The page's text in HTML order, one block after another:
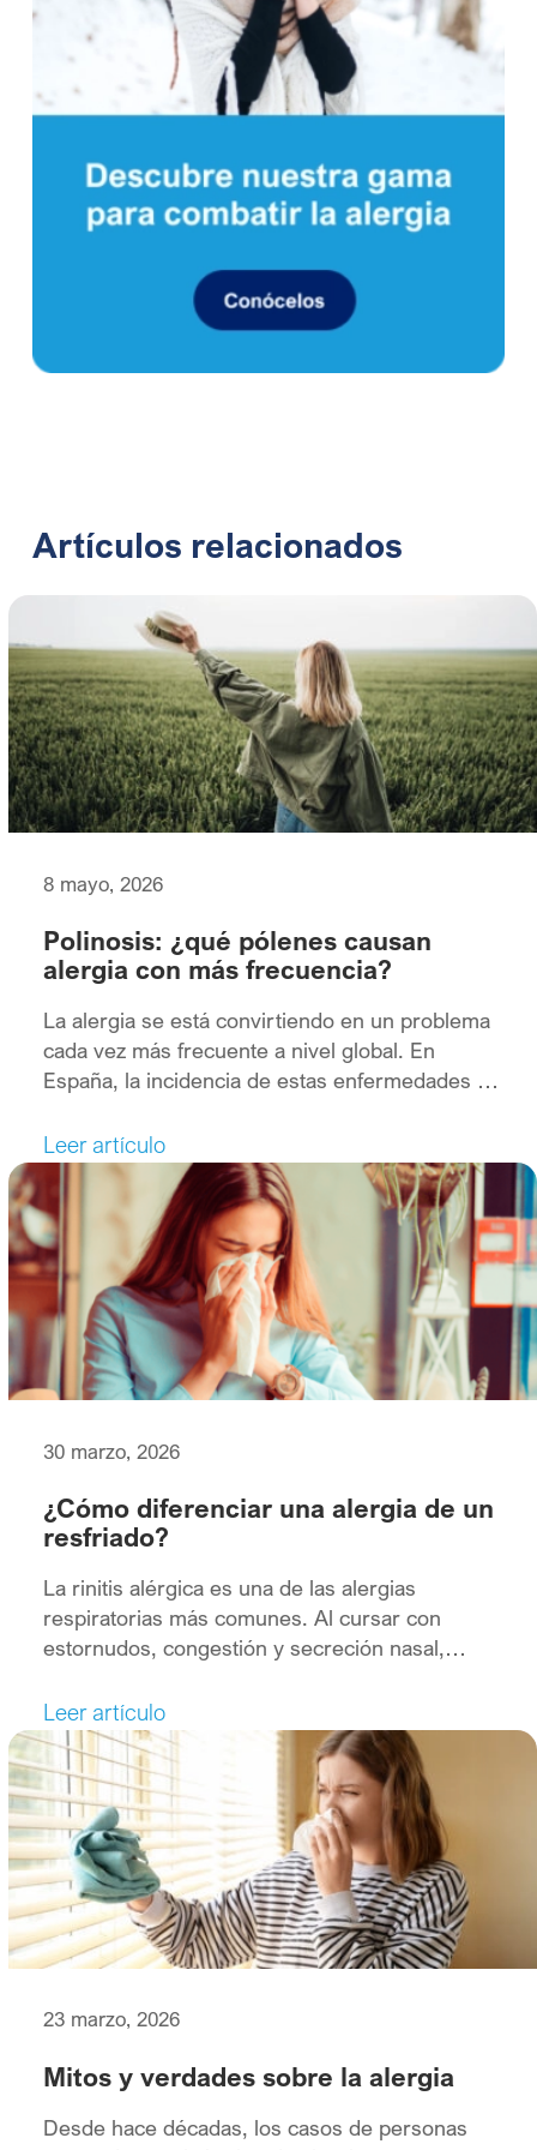
Artículos relacionados
8 mayo, 2026
Polinosis: ¿qué pólenes causan
alergia con más frecuencia?
La alergia se está convirtiendo en un problema
cada vez más frecuente a nivel global. En
España, la incidencia de estas enfermedades ha
rinitis alérgica se posiciona como uno de los
diez motivos de consulta más frecuente en
atención primaria, siendo la alergia al polen la
[…]
Leer artículo
30 marzo, 2026
¿Cómo diferenciar una alergia de un
resfriado?
La rinitis alérgica es una de las alergias
respiratorias más comunes. Al cursar con
estornudos, congestión y secreción nasal,
resfriado. En este artículo explicamos las
diferencias entre ambas enfermedades y los
síntomas característicos de cada una de ellas, lo
que permitirá distinguirlas y tratarlas
correctamente.
Leer artículo
23 marzo, 2026
Mitos y verdades sobre la alergia
Desde hace décadas, los casos de personas